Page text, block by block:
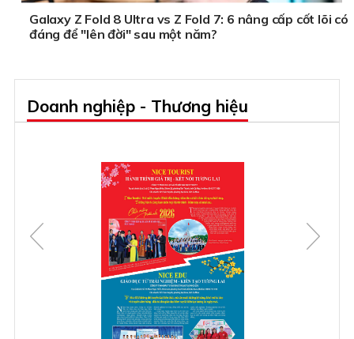
Galaxy Z Fold 8 Ultra vs Z Fold 7: 6 nâng cấp cốt lõi có
đáng để "lên đời" sau một năm?
Doanh nghiệp - Thương hiệu